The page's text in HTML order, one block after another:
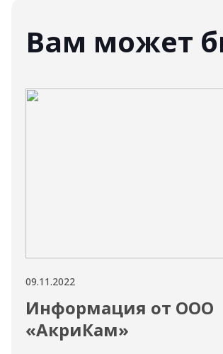
Вам может
09.11.2022
Информация от ООО
«АкриКам»